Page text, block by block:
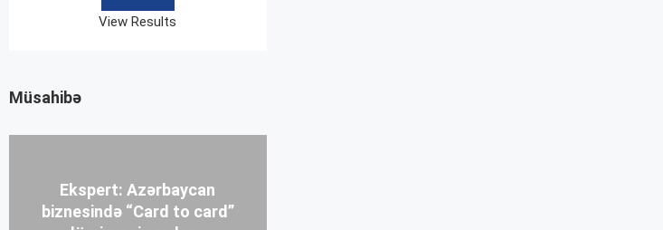
View Results
Müsahibə
Ekspert: Azərbaycan
biznesində “Card to card”